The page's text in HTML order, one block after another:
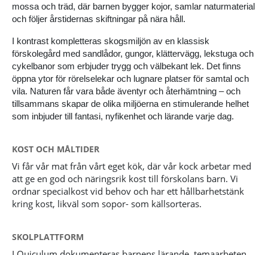
mossa och träd, där barnen bygger kojor, samlar naturmaterial
och följer årstidernas skiftningar på nära håll.
I kontrast kompletteras skogsmiljön av en klassisk
förskolegård med sandlådor, gungor, klättervägg, lekstuga och
cykelbanor som erbjuder trygg och välbekant lek. Det finns
öppna ytor för rörelselekar och lugnare platser för samtal och
vila. Naturen får vara både äventyr och återhämtning – och
tillsammans skapar de olika miljöerna en stimulerande helhet
som inbjuder till fantasi, nyfikenhet och lärande varje dag.
KOST OCH MÅLTIDER
Vi får vår mat från vårt eget kök, där vår kock arbetar med
att ge en god och näringsrik kost till förskolans barn. Vi
ordnar specialkost vid behov och har ett hållbarhetstänk
kring kost, likväl som sopor- som källsorteras.
SKOLPLATTFORM